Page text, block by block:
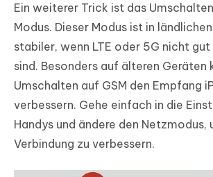
Ein weiterer Trick ist das
Modus. Dieser Modus ist in
stabiler, wenn LTE oder 5G nicht
sind. Besonders auf älteren Geräten
Umschalten auf GSM den Empfang
verbessern. Gehe einfach in die
Handys und ändere den Netzmodus,
Verbindung zu verbessern.